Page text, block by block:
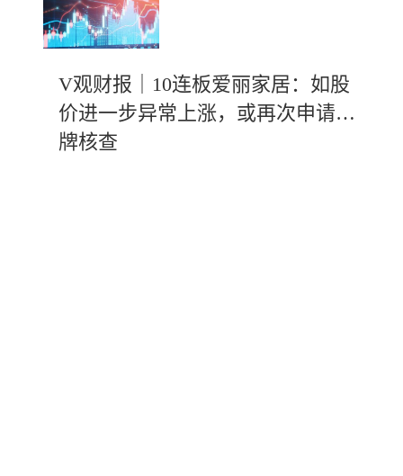
V观财报｜10连板爱丽家居：如股
价进一步异常上涨，或再次申请停
牌核查